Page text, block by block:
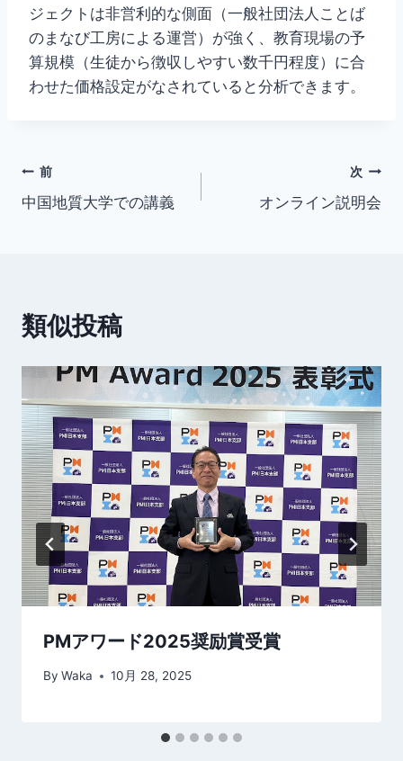
ジェクトは非営利的な側面（一般社団法人ことば
のまなび工房による運営）が強く、教育現場の予
算規模（生徒から徴収しやすい数千円程度）に合
わせた価格設定がなされていると分析できます。
投
稿
ゲ
ー
シ
ョ
ン
前
中国地質大学での講義
次
オンライン説明会
類似投稿
PMアワード2025奨励賞受賞
By Waka 10月 28, 2025